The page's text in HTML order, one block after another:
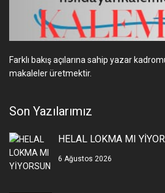
Farklı bakış açılarına sahip yazar
makaleler üretmektir.
Son Yazılarımız
HELAL LOKMA MI
6 Ağustos 2026